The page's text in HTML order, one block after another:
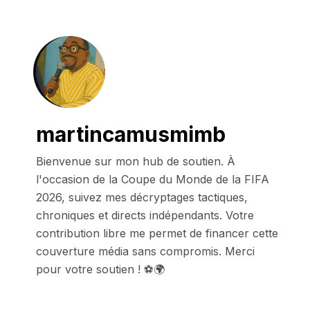
martincamusmimb
Bienvenue sur mon hub de soutien. À
l'occasion de la Coupe du Monde de la FIFA
2026, suivez mes décryptages tactiques,
chroniques et directs indépendants. Votre
contribution libre me permet de financer cette
couverture média sans compromis. Merci
pour votre soutien ! ⚽🌍